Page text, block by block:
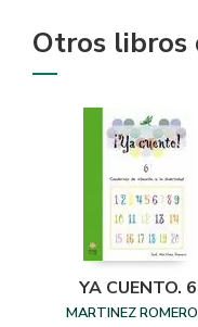
Otros
YA CUENTO. 6
MARTINEZ